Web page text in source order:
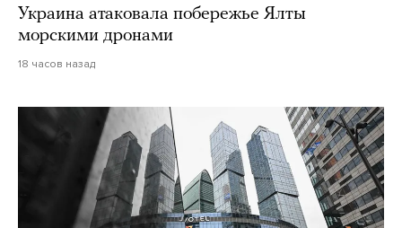
Украина атаковала побережье Ялты
морскими дронами
18 часов назад